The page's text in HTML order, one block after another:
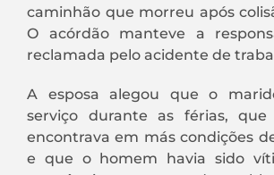
caminhão que morreu após
O acórdão manteve a
reclamada pelo acidente de
A esposa alegou que o
serviço durante as férias,
encontrava em más condições
e que o homem havia sido